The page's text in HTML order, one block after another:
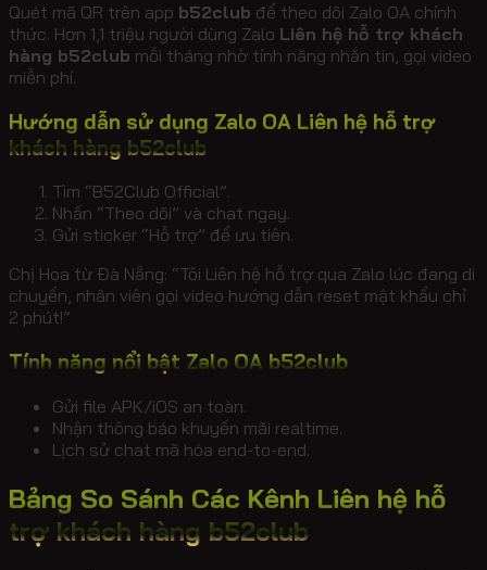
Quét mã QR trên app b52club để theo dõi Zalo OA chính
thức. Hơn 1,1 triệu người dùng Zalo Liên hệ hỗ trợ khách
hàng b52club mỗi tháng nhờ tính năng nhắn tin, gọi video
miễn phí.
Hướng dẫn sử dụng Zalo OA Liên hệ hỗ trợ
khách hàng b52club
Tìm “B52Club Official”.
Nhấn “Theo dõi” và chat ngay.
Gửi sticker “Hỗ trợ” để ưu tiên.
Chị Hoa từ Đà Nẵng: “Tôi Liên hệ hỗ trợ qua Zalo lúc đang di
chuyển, nhân viên gọi video hướng dẫn reset mật khẩu chỉ
2 phút!”
Tính năng nổi bật Zalo OA b52club
Gửi file APK/iOS an toàn.
Nhận thông báo khuyến mãi realtime.
Lịch sử chat mã hóa end-to-end.
Bảng So Sánh Các Kênh Liên hệ hỗ
trợ khách hàng b52club